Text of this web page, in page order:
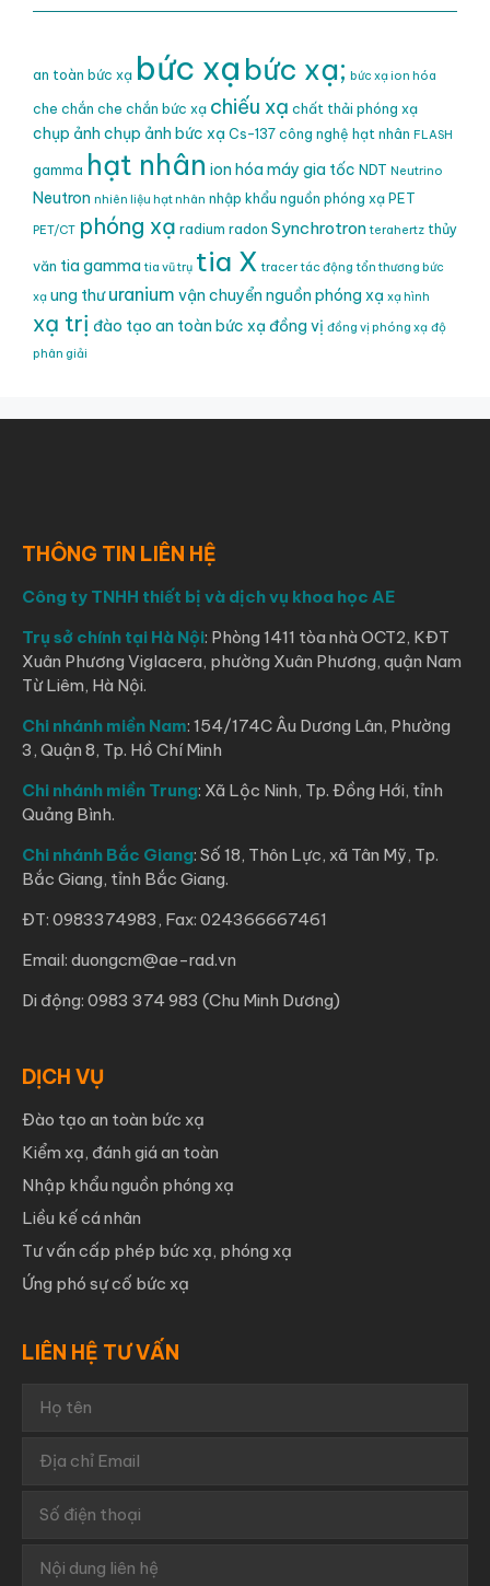
an toàn bức xạ bức xạ bức xạ; bức xạ ion hóa
che chắn che chắn bức xạ chiếu xạ chất thải phóng xạ
chụp ảnh chụp ảnh bức xạ Cs-137 công nghệ hạt nhân FLASH
gamma hạt nhân ion hóa máy gia tốc NDT Neutrino
Neutron nhiên liệu hạt nhân nhập khẩu nguồn phóng xạ PET
PET/CT phóng xạ radium radon Synchrotron terahertz thủy
văn tia gamma tia vũ trụ tia X tracer tác động tổn thương bức
xạ ung thư uranium vận chuyển nguồn phóng xạ xạ hình
xạ trị đào tạo an toàn bức xạ đồng vị đồng vị phóng xạ độ
phân giải
THÔNG TIN LIÊN HỆ
Công ty TNHH thiết bị và dịch vụ khoa học AE
Trụ sở chính tại Hà Nội: Phòng 1411 tòa nhà OCT2, KĐT
Xuân Phương Viglacera, phường Xuân Phương, quận Nam
Từ Liêm, Hà Nội.
Chi nhánh miền Nam: 154/174C Âu Dương Lân, Phường
3, Quận 8, Tp. Hồ Chí Minh
Chi nhánh miền Trung: Xã Lộc Ninh, Tp. Đồng Hới, tỉnh
Quảng Bình.
Chi nhánh Bắc Giang: Số 18, Thôn Lực, xã Tân Mỹ, Tp.
Bắc Giang, tỉnh Bắc Giang.
ĐT: 0983374983, Fax: 024366667461
Email: duongcm@ae-rad.vn
Di động: 0983 374 983 (Chu Minh Dương)
DỊCH VỤ
Đào tạo an toàn bức xạ
Kiểm xạ, đánh giá an toàn
Nhập khẩu nguồn phóng xạ
Liều kế cá nhân
Tư vấn cấp phép bức xạ, phóng xạ
Ứng phó sự cố bức xạ
LIÊN HỆ TƯ VẤN